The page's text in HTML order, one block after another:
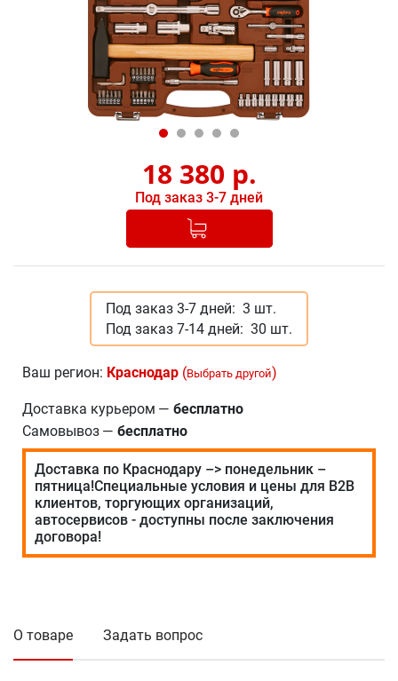
18 380 р.
Под заказ 3-7 дней
Добавлено в корзину
Под заказ 3-7 дней: 3 шт.
Под заказ 7-14 дней: 30 шт.
Ваш регион: Краснодар (Выбрать другой)
Доставка курьером — бесплатно
Самовывоз — бесплатно
Доставка по Краснодару –> понедельник –
пятница!Специальные условия и цены для В2В
клиентов, торгующих организаций,
автосервисов - доступны после заключения
договора!
О товаре Задать вопрос